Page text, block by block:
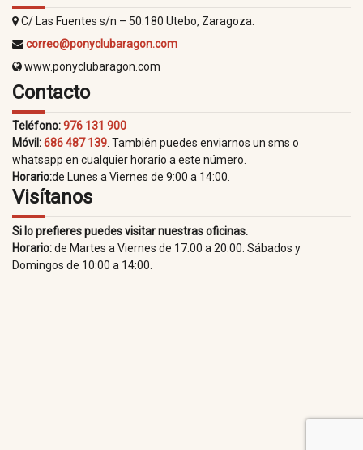
C/ Las Fuentes s/n – 50.180 Utebo, Zaragoza.
correo@ponyclubaragon.com
www.ponyclubaragon.com
Contacto
Teléfono:976 131 900
Móvil:686 487 139. También puedes enviarnos un sms o
whatsapp en cualquier horario a este número.
Horario:de Lunes a Viernes de 9:00 a 14:00.
Visítanos
Si lo prefieres puedes visitar nuestras oficinas.
Horario:de Martes a Viernes de 17:00 a 20:00. Sábados y
Domingos de 10:00 a 14:00.